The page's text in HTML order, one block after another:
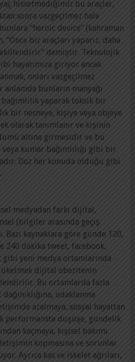
hissetmediğimiz bu araçlar,
sonra vazgeçilmez hale
“heroic device” (kahraman
“Önce biz araçları yaparız, daha
demiştir. Teknolojik
hayatımıza giriyor ancak
onları vazgeçilmez
bunların manyağı
yaparak toksik bir
bir nesneye, kişiye veya objeye
olarak tanımlanır ve kişinin
altına girmesidir ve bu
kumar bağımlılığı gibi bir
Doz her konuda olduğu gibi
medyadan farkı dijital,
(bilgiler arasında geçiş
Bazı kaynaklara göre günde 120,
240 dakika tweet, facebook,
yeni medya ortamlarında
dijital obezitenin
Bu ortamlarda fazla
odaklanma
azalmaya, sosyal hayattan
performansta düşüşe, gündelik
kaçmaya, kişisel bakımı
kopmasına ve sorunlar
Ayrıca kas ve iskelet ağrıları,